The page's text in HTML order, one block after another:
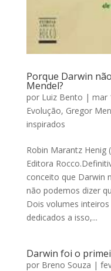
Porque Darwin
Mendel?
por Luiz Bento | mar
Evolução, Gregor
inspirados
Robin Marantz Henig
Editora
conceito que Darwin
não podemos dizer
Dois volumes
dedicados a isso,...
Darwin foi o
por Breno Souza |